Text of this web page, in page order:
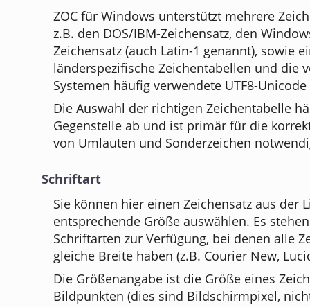
ZOC für Windows unterstützt mehrere
z.B. den DOS/IBM-Zeichensatz, den
Zeichensatz (auch Latin-1 genannt), sowie
länderspezifische Zeichentabellen und die
Systemen häufig verwendete UTF8-
Die Auswahl der richtigen Zeichentabelle
Gegenstelle ab und ist primär für die
von Umlauten und Sonderzeichen
Schriftart
Sie können hier einen Zeichensatz aus der
entsprechende Größe auswählen. Es
Schriftarten zur Verfügung, bei denen alle
gleiche Breite haben (z.B. Courier New,
Die Größenangabe ist die Größe eines
Bildpunkten (dies sind Bildschirmpixel,